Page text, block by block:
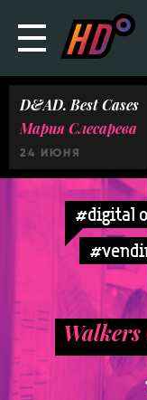
D&AD. Best Cases
Мария Слесарева
24 ИЮНЯ
#digital
Walkers